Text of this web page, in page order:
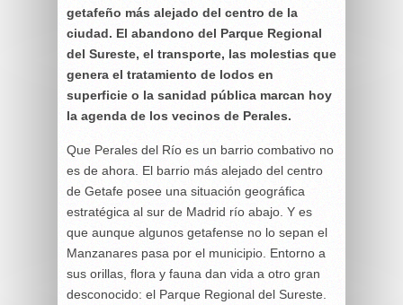
getafeño más alejado del centro de la
ciudad. El abandono del Parque Regional
del Sureste, el transporte, las molestias que
genera el tratamiento de lodos en
superficie o la sanidad pública marcan hoy
la agenda de los vecinos de Perales.
Que Perales del Río es un barrio combativo no
es de ahora. El barrio más alejado del centro
de Getafe posee una situación geográfica
estratégica al sur de Madrid río abajo. Y es
que aunque algunos getafense no lo sepan el
Manzanares pasa por el municipio. Entorno a
sus orillas, flora y fauna dan vida a otro gran
desconocido: el Parque Regional del Sureste.